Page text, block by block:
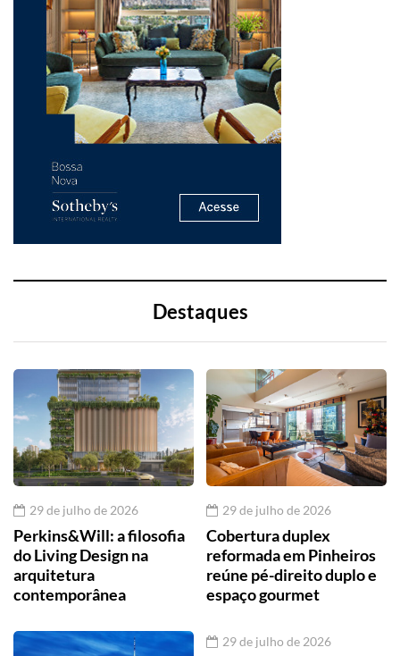
Destaques
29 de julho de 2026
Perkins&Will: a filosofia
do Living Design na
arquitetura
contemporânea
29 de julho de 2026
Cobertura duplex
reformada em Pinheiros
reúne pé-direito duplo e
espaço gourmet
29 de julho de 2026